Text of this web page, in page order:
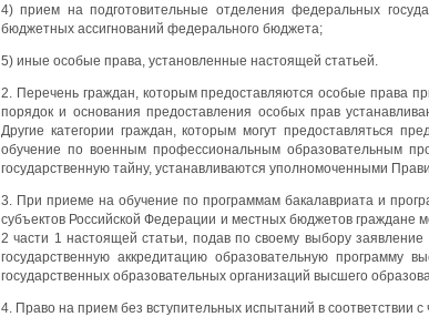
4) прием на подготовительные отделения федеральных
бюджетных ассигнований федерального бюджета;
5) иные особые права, установленные настоящей статьей.
2. Перечень граждан, которым предоставляются особые права
порядок и основания предоставления особых прав
Другие категории граждан, которым могут предоставляться
обучение по военным профессиональным образовательным
государственную тайну, устанавливаются уполномоченными
3. При приеме на обучение по программам бакалавриата и
субъектов Российской Федерации и местных бюджетов граждане
2 части 1 настоящей статьи, подав по своему выбору
государственную аккредитацию образовательную
государственных образовательных организаций высшего
4. Право на прием без вступительных испытаний в соответствии